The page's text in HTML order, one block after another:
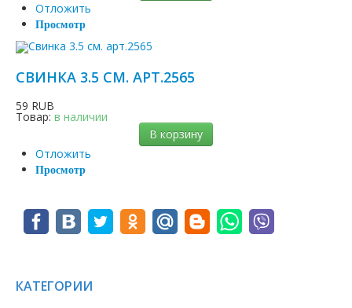
Отложить
Просмотр
СВИНКА 3.5 СМ. АРТ.2565
59 RUB
Товар: в наличии
В корзину
Отложить
Просмотр
КАТЕГОРИИ